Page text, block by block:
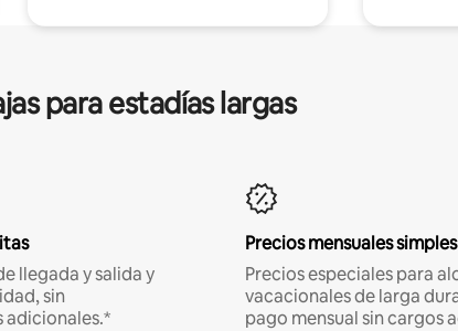
para estadías largas
llegada y salida y
sin
Precios mensuales simples
Precios especiales para
vacacionales de larga
pago mensual sin cargos